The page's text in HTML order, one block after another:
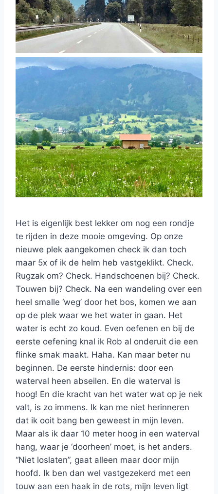
Het is eigenlijk best lekker om nog een rondje
te rijden in deze mooie omgeving. Op onze
nieuwe plek aangekomen check ik dan toch
maar 5x of ik de helm heb vastgeklikt. Check.
Rugzak om? Check. Handschoenen bij? Check.
Touwen bij? Check. Na een wandeling over een
heel smalle ‘weg’ door het bos, komen we aan
op de plek waar we het water in gaan. Het
water is echt zo koud. Even oefenen en bij de
eerste oefening knal ik Rob al onderuit die een
flinke smak maakt. Haha. Kan maar beter nu
beginnen. De eerste hindernis: door een
waterval heen abseilen. En die waterval is
hoog! En die kracht van het water wat op je nek
valt, is zo immens. Ik kan me niet herinneren
dat ik ooit bang ben geweest in mijn leven.
Maar als ik daar 10 meter hoog in een waterval
hang, waar je ‘doorheen’ moet, is het anders.
“Niet loslaten”, gaat alleen maar door mijn
hoofd. Ik ben dan wel vastgezekerd met een
touw aan een haak in de rots, mijn leven ligt